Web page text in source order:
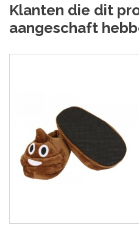
Klanten die dit
aangeschaft